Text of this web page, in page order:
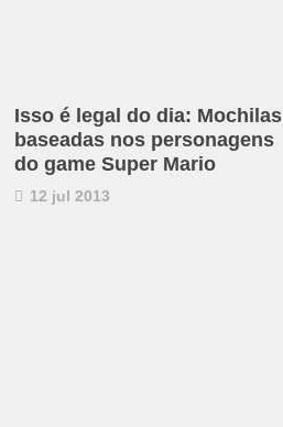
Isso é legal do dia: Mochilas
baseadas nos personagens
do game Super Mario
12 jul 2013